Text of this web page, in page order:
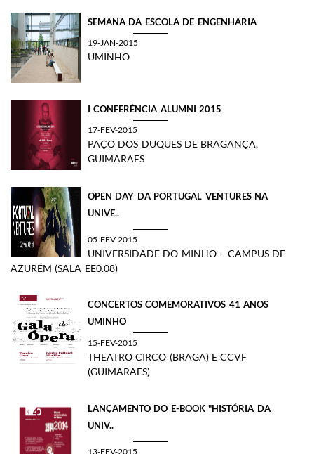
SEMANA DA ESCOLA DE ENGENHARIA
19-JAN-2015
UMINHO
I CONFERÊNCIA ALUMNI 2015
17-FEV-2015
PAÇO DOS DUQUES DE BRAGANÇA,
GUIMARÃES
OPEN DAY DA PORTUGAL VENTURES NA
UNIVE..
05-FEV-2015
UNIVERSIDADE DO MINHO – CAMPUS DE
AZURÉM (SALA EE0.08)
CONCERTOS COMEMORATIVOS 41 ANOS
UMINHO
15-FEV-2015
THEATRO CIRCO (BRAGA) E CCVF
(GUIMARÃES)
LANÇAMENTO DO E-BOOK "HISTÓRIA DA
UNIV..
13-FEV-2015